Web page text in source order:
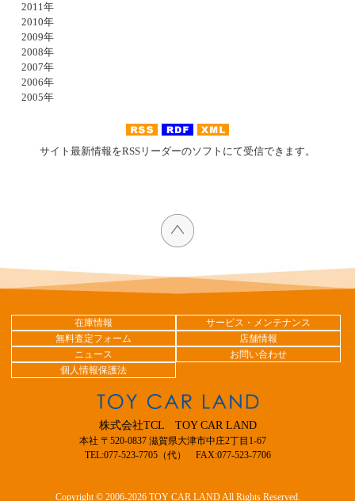
2011年
2010年
2009年
2008年
2007年
2006年
2005年
サイト最新情報をRSSリーダーのソフトにて受信できます。
在庫情報
サービス・メンテナンス
無料査定フォーム
店舗情報
ニュース
お問い合わせ
個人情報保護法
株式会社TCL TOY CAR LAND
本社 〒520-0837 滋賀県大津市中庄2丁目1-67
TEL:077-523-7705（代） FAX:077-523-7706
Copyright © 2006-2026 TOY CAR LAND All Rights Reserved.